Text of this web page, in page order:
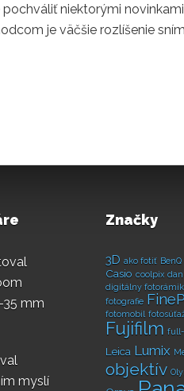
niektorými
je väčšie rozlíšenie
35 mm
myslí
Značky
3D ako fotiť BenQ
Casio coolpix
digitálny fotorámik
fotografie
fotomobil
Fujifilm
Leica Lumix
objektív